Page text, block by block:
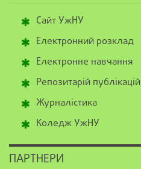
Сайт УжНУ
Електронний розклад
Електронне навчання
Репозитарій публікацій
Журналістика
Коледж УжНУ
ПАРТНЕРИ